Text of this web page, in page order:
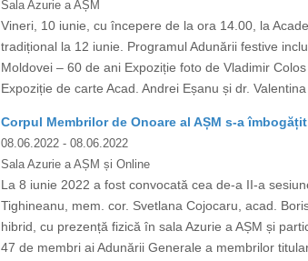
Sala Azurie a AȘM
Vineri, 10 iunie, cu începere de la ora 14.00, la
tradițional la 12 iunie. Programul Adunării festive
Moldovei – 60 de ani Expoziție foto de Vladimir
Expoziție de carte Acad. Andrei Eșanu și dr.
Corpul Membrilor de Onoare al AȘM s-a
08.06.2022 - 08.06.2022
Sala Azurie a AȘM și Online
La 8 iunie 2022 a fost convocată cea de-a II-a
Tighineanu, mem. cor. Svetlana Cojocaru, acad.
hibrid, cu prezență fizică în sala Azurie a AȘM și
47 de membri ai Adunării Generale a membrilor